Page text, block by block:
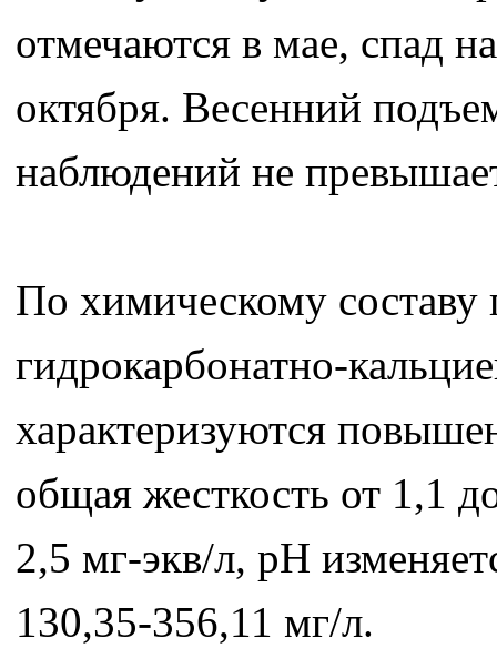
отмечаются в мае, спад
октября. Весенний
наблюдений не
По химическому составу
гидрокарбонатно-
характеризуются
общая жесткость от 1,1
2,5 мг-экв/л, рН
130,35-356,11 мг/л.